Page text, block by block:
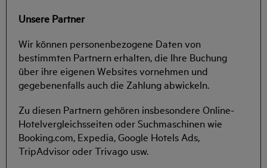
Unsere Partner
Wir können personenbezogene Daten von
bestimmten Partnern erhalten, die Ihre Buchung
über ihre eigenen Websites vornehmen und
gegebenenfalls auch die Zahlung abwickeln.
Zu diesen Partnern gehören insbesondere Online-
Hotelvergleichsseiten oder Suchmaschinen wie
Booking.com, Expedia, Google Hotels Ads,
TripAdvisor oder Trivago usw.